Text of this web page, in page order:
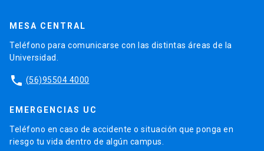
MESA CENTRAL
Teléfono para comunicarse con las distintas áreas de la
Universidad.
phone (56)95504 4000
EMERGENCIAS UC
Teléfono en caso de accidente o situación que ponga en
riesgo tu vida dentro de algún campus.